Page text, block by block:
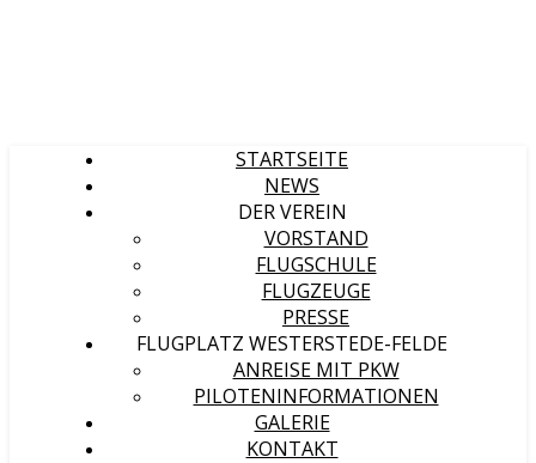
STARTSEITE
NEWS
DER VEREIN
VORSTAND
FLUGSCHULE
FLUGZEUGE
PRESSE
FLUGPLATZ WESTERSTEDE-FELDE
ANREISE MIT PKW
PILOTENINFORMATIONEN
GALERIE
KONTAKT